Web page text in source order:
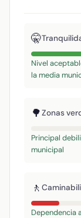
🤫
Nivel
la media
🌳Zonas
Principal
municipal
🚶
Dependencia